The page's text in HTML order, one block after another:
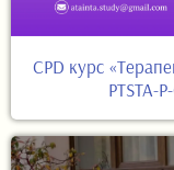
CPD курс
PTSTA-